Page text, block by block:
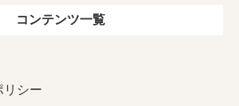
コンテンツ一覧
リシー